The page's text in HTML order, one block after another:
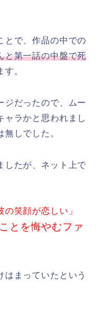
とで、作品の中での
と第一話の中盤で死
。
ジだったので、ムー
ャラかと思われまし
しでした。
したが、ネット上で
の笑顔が恋しい」
とを悔やむファ
まっていたという